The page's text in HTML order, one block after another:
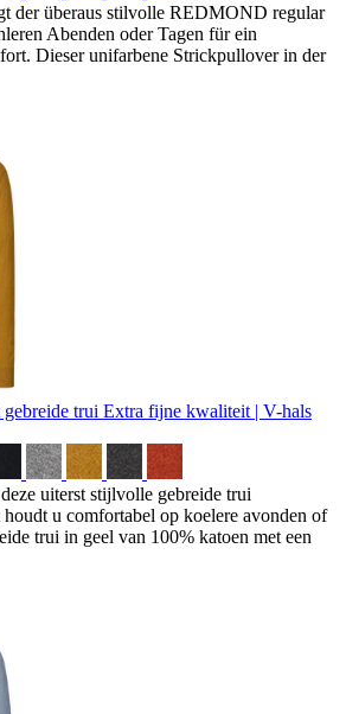
der überaus stilvolle REDMOND regular
Abenden oder Tagen für ein
Dieser unifarbene Strickpullover in der
trui Extra fijne kwaliteit | V-hals
uiterst stijlvolle gebreide trui
u comfortabel op koelere avonden of
trui in geel van 100% katoen met een